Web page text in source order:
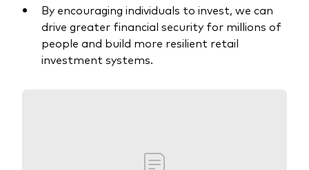
Marktvolatilität
Research
Vanguard Beratungsstudie
By encouraging individuals to invest, we can
drive greater financial security for millions of
people and build more resilient retail
investment systems.